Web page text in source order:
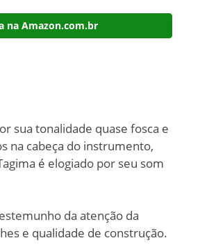
na Amazon.com.br
sua tonalidade quase fosca e
na cabeça do instrumento,
é elogiado por seu som
da atenção da
e qualidade de construção.